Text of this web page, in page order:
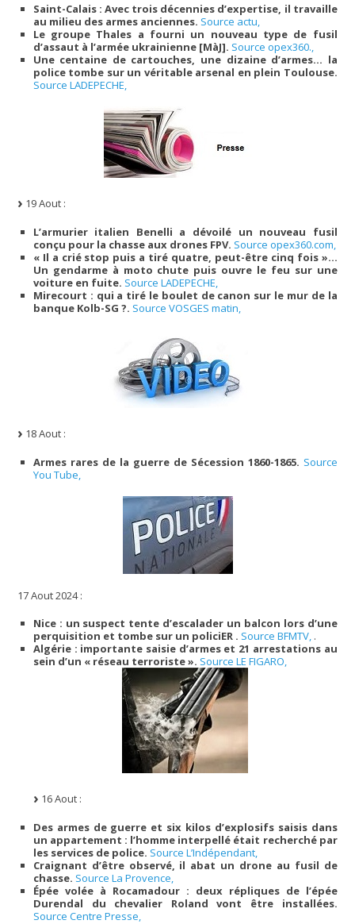
Saint-Calais : Avec trois décennies d’expertise, il travaille
au milieu des armes anciennes. Source actu,
Le groupe Thales a fourni un nouveau type de fusil
d’assaut à l’armée ukrainienne [MàJ]. Source opex360.,
Une centaine de cartouches, une dizaine d’armes… la
police tombe sur un véritable arsenal en plein Toulouse.
Source LADEPECHE,
19 Aout :
L’armurier italien Benelli a dévoilé un nouveau fusil
conçu pour la chasse aux drones FPV. Source opex360.com,
« Il a crié stop puis a tiré quatre, peut-être cinq fois »…
Un gendarme à moto chute puis ouvre le feu sur une
voiture en fuite. Source LADEPECHE,
Mirecourt : qui a tiré le boulet de canon sur le mur de la
banque Kolb-SG ?. Source VOSGES matin,
18 Aout :
Armes rares de la guerre de Sécession 1860-1865. Source
You Tube,
17 Aout 2024 :
Nice : un suspect tente d’escalader un balcon lors d’une
perquisition et tombe sur un policiER . Source BFMTV,.
Algérie : importante saisie d’armes et 21 arrestations au
sein d’un « réseau terroriste ». Source LE FIGARO,
16 Aout :
Des armes de guerre et six kilos d’explosifs saisis dans
un appartement : l’homme interpellé était recherché par
les services de police. Source L’Indépendant,
Craignant d’être observé, il abat un drone au fusil de
chasse. Source La Provence,
Épée volée à Rocamadour : deux répliques de l’épée
Durendal du chevalier Roland vont être installées.
Source Centre Presse,